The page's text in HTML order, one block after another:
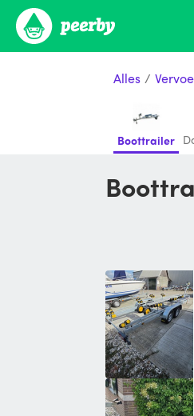
Alles /
Boottrailer